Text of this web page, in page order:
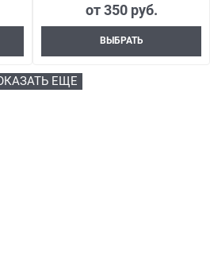
от350 руб.
ВЫБРАТЬ
ЕЩЕ